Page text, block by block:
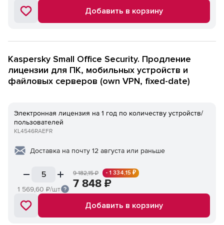
Добавить в корзину
Kaspersky Small Office Security. Продление
лицензии для ПК, мобильных устройств и
файловых серверов (own VPN, fixed-date)
Электронная лицензия на 1 год по количеству устройств/
пользователей
KL4546RAEFR
Доставка на почту 12 августа или раньше
1 569,60 ₽/шт
9 182,15₽ - 1 334,15 ₽
7 848 ₽
Добавить в корзину